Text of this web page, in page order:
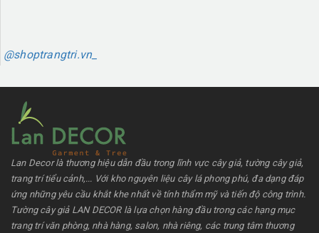
@shoptrangtri.vn_
Lan Decor là thương hiệu dẫn đầu trong lĩnh vực cây giả, tường cây giả,
trang trí tiểu cảnh,... Với kho nguyên liệu cây lá phong phú, đa dạng đáp
ứng những yêu cầu khắt khe nhất về tính thẩm mỹ và tiến độ công trình.
Tường cây giả LAN DECOR là lựa chọn hàng đầu trong các hạng mục
trang trí văn phòng, nhà hàng, salon, nhà riêng, các trung tâm thương